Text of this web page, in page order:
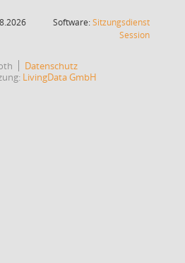
Software:Sitzungsdienst
Session(Wird in
Datenschutz
LivingData GmbH